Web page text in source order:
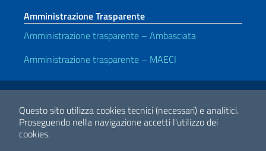
Questo sito utilizza cookies tecnici (necessari) e analitici.
Proseguendo nella navigazione accetti l'utilizzo dei
cookies.
Amministrazione Trasparente
Amministrazione trasparente – Ambasciata
Amministrazione trasparente – MAECI
Link Utili